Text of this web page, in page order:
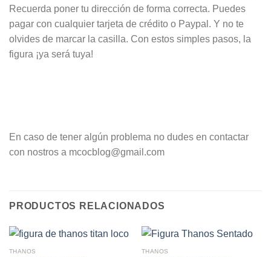
Recuerda poner tu dirección de forma correcta. Puedes
pagar con cualquier tarjeta de crédito o Paypal. Y no te
olvides de marcar la casilla. Con estos simples pasos, la
figura ¡ya será tuya!
En caso de tener algún problema no dudes en contactar
con nostros a mcocblog@gmail.com
PRODUCTOS RELACIONADOS
THANOS THANOS